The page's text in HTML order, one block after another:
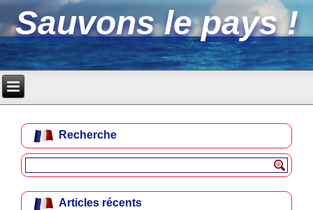
Sauvons le pays !
Recherche
Articles récents